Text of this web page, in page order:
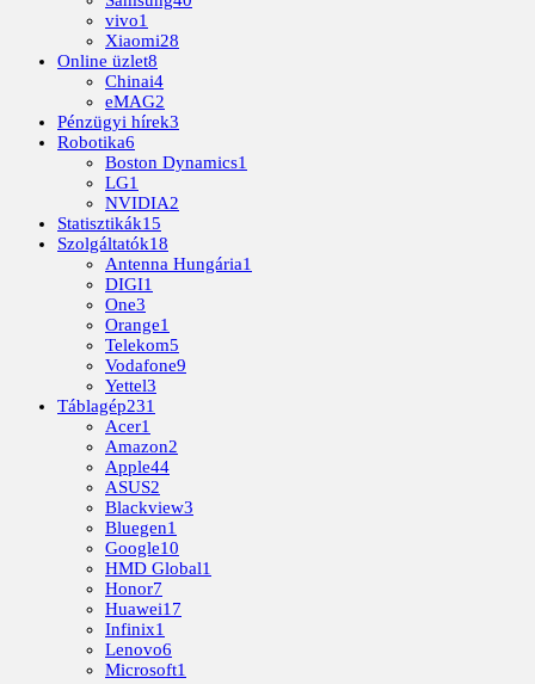
vivo1
Xiaomi28
Online üzlet8
Chinai4
eMAG2
Pénzügyi hírek3
Robotika6
Boston Dynamics1
LG1
NVIDIA2
Statisztikák15
Szolgáltatók18
Antenna Hungária1
DIGI1
One3
Orange1
Telekom5
Vodafone9
Yettel3
Táblagép231
Acer1
Amazon2
Apple44
ASUS2
Blackview3
Bluegen1
Google10
HMD Global1
Honor7
Huawei17
Infinix1
Lenovo6
Microsoft1